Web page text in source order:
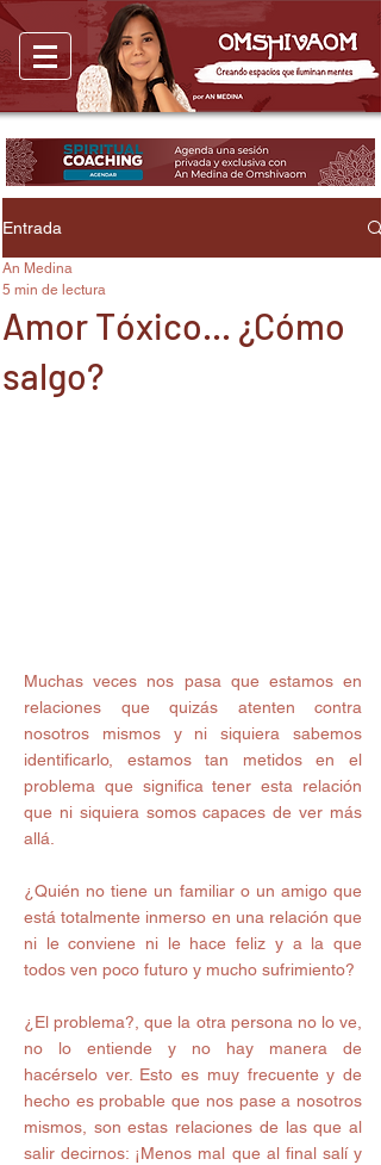
Entrada
Amor Tóxico... ¿Cómo
salgo?
An Medina
5 min de lectura
Muchas veces nos pasa que estamos en
relaciones que quizás atenten contra
nosotros mismos y ni siquiera sabemos
identificarlo, estamos tan metidos en el
problema que significa tener esta relación
que ni siquiera somos capaces de ver más
allá.
¿Quién no tiene un familiar o un amigo que
está totalmente inmerso en una relación que
ni le conviene ni le hace feliz y a la que
todos ven poco futuro y mucho sufrimiento?
¿El problema?, que la otra persona no lo ve,
no lo entiende y no hay manera de
hacérselo ver. Esto es muy frecuente y de
hecho es probable que nos pase a nosotros
mismos, son estas relaciones de las que al
salir decirnos: ¡Menos mal que al final salí y